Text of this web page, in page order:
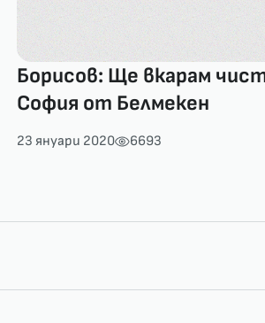
Борисов: Ще вкарам
София от Белмекен
23 януари 2020 6693